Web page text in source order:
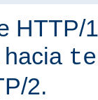
HTTP/
2.